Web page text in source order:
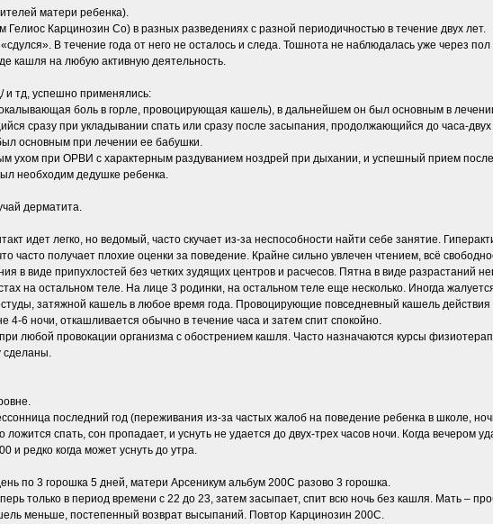
матери ребенка).
Гелиос Карцинозин Co) в разных разведениях с разной периодичностью в течение двух лет.
В течение года от него не осталось и следа. Тошнота не наблюдалась уже через
кашля на любую активную деятельность.
и тд, успешно применялись:
боль в горле, провоцирующая кашель), в дальнейшем он был основным в
сразу при укладывании спать или сразу после засыпания, продолжающийся до часа-
основным при лечении ее бабушки.
ухом при ОРВИ с характерным раздуванием ноздрей при дыхании, и успешный прием
необходим дедушке ребенка.
дерматита.
идет легко, но ведомый, часто скучает из-за неспособности найти себе занятие.
часто получает плохие оценки за поведение. Крайне сильно увлечен чтением, всё
в виде припухлостей без четких зудящих центров и расчесов. Пятна в виде разрастаний
на остальном теле. На лице 3 родинки, на остальном теле еще несколько. Иногда
затяжной кашель в любое время года. Провоцирующие повседневный кашель
4-6 ночи, откашливается обычно в течение часа и затем спит спокойно.
любой провокации организма с обострением кашля. Часто назначаются курсы
сделаны.
последний год (переживания из-за частых жалоб на поведение ребенка в школе,
спать, сон пропадает, и уснуть не удается до двух-трех часов ночи. Когда вечером
и редко когда может уснуть до утра.
по 3 горошка 5 дней, матери Арсеникум альбум 200С разово 3 горошка.
только в период времени с 22 до 23, затем засыпает, спит всю ночь без кашля. Мать –
меньше, постепенный возврат высыпаний. Повтор Карцинозин 200С.